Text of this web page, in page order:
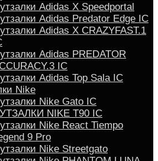
Аdidas X Speedportal
Adidas Predator Edge IC
Adidas X CRAZYFAST.1
Adidas PREDATOR
IC
Аdidas Top Sala IC
Nike
Nike Gato IC
NIKE T90 IC
Nike React Tiempo
9 Pro
Nike Streetgato